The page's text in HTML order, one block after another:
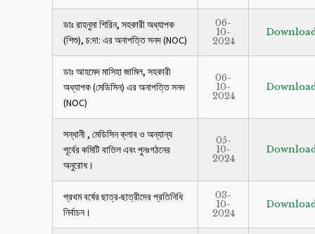
ডাঃ রাহনুমা শিরিন, সহকারী অধ্যাপক
(শিশু), চ:দা: এর অনাপত্তি সনদ (NOC)
06-
10-
2024
ডাঃ আহমেদ মাসিহা জামিল, সহকারী
অধ্যাপক (মেডিসিন) এর অনাপত্তি সনদ
(NOC)
06-
10-
2024
সন্ধানী , মেডিসিন ক্লাব ও অন্যান্য
পূর্বের কমিটি বাতিল এবং পুনঃগঠনের
অনুরোধ।
05-
10-
2024
প্রথম বর্ষের ছাত্র-ছাত্রীদের প্রতিনিধি
নির্বাচন।
03-
10-
2024